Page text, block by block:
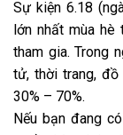
Sự kiện 6.18
lớn nhất mùa hè
tham gia. Trong
tử, thời trang,
30% – 70%.
Nếu bạn đang